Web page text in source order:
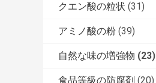
クエン酸の粒状 (31)
アミノ酸の粉 (39)
自然な味の増強物 (23)
食品等級の防腐剤 (20)